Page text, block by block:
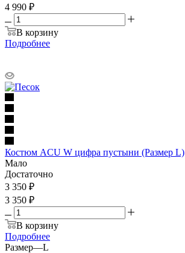
4 990 ₽
В корзину
Подробнее
Костюм ACU W цифра пустыни (Размер L)
Мало
Достаточно
3 350 ₽
3 350 ₽
В корзину
Подробнее
Размер—L